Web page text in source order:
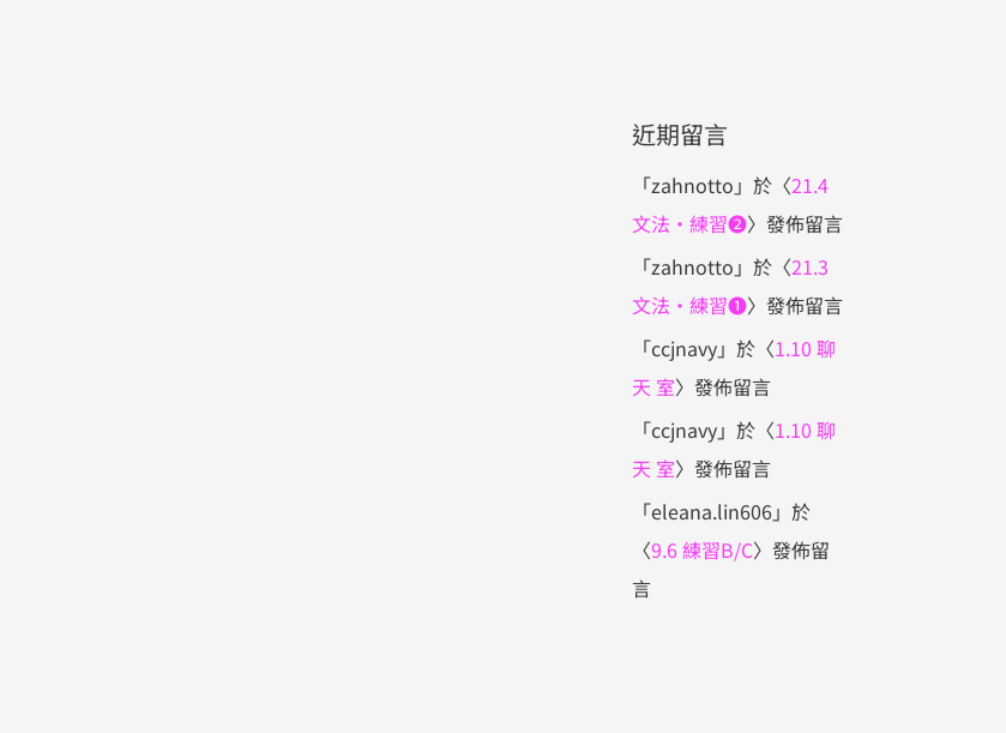
近期留言
「zahnotto 」於〈21.4
文法・練習❷〉發佈留言
「zahnotto 」於〈21.3
文法・練習❶〉發佈留言
「ccjnavy」於〈1.10 聊
天 室〉發佈留言
「ccjnavy」於〈1.10 聊
天 室〉發佈留言
「eleana.lin606」於
〈9.6 練習B/C〉發佈留
言